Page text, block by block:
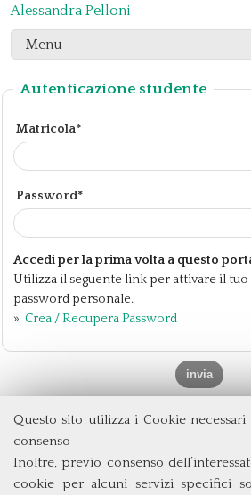
Questo sito utilizza i Cookie
consenso
Inoltre, previo consenso
cookie per alcuni servizi specifici
Alessandra Pelloni
Menu
Autenticazione studente
Matricola*
Password*
Accedi per la prima volta a questo
Utilizza il seguente link per attivare il tuo
password personale.
» Crea / Recupera Password
Università degli Studi di
Via Columbia, 2